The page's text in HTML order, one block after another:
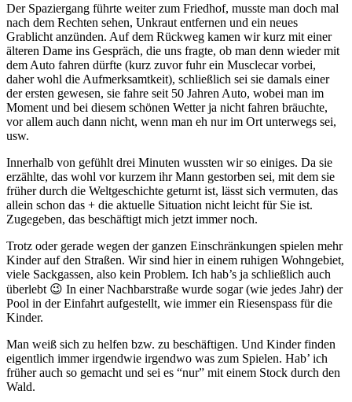
Der Spaziergang führte weiter zum Friedhof, musste man doch mal
nach dem Rechten sehen, Unkraut entfernen und ein neues
Grablicht anzünden. Auf dem Rückweg kamen wir kurz mit einer
älteren Dame ins Gespräch, die uns fragte, ob man denn wieder mit
dem Auto fahren dürfte (kurz zuvor fuhr ein Musclecar vorbei,
daher wohl die Aufmerksamtkeit), schließlich sei sie damals einer
der ersten gewesen, sie fahre seit 50 Jahren Auto, wobei man im
Moment und bei diesem schönen Wetter ja nicht fahren bräuchte,
vor allem auch dann nicht, wenn man eh nur im Ort unterwegs sei,
usw.
Innerhalb von gefühlt drei Minuten wussten wir so einiges. Da sie
erzählte, das wohl vor kurzem ihr Mann gestorben sei, mit dem sie
früher durch die Weltgeschichte geturnt ist, lässt sich vermuten, das
allein schon das + die aktuelle Situation nicht leicht für Sie ist.
Zugegeben, das beschäftigt mich jetzt immer noch.
Trotz oder gerade wegen der ganzen Einschränkungen spielen mehr
Kinder auf den Straßen. Wir sind hier in einem ruhigen Wohngebiet,
viele Sackgassen, also kein Problem. Ich hab’s ja schließlich auch
überlebt 😉 In einer Nachbarstraße wurde sogar (wie jedes Jahr) der
Pool in der Einfahrt aufgestellt, wie immer ein Riesenspass für die
Kinder.
Man weiß sich zu helfen bzw. zu beschäftigen. Und Kinder finden
eigentlich immer irgendwie irgendwo was zum Spielen. Hab’ ich
früher auch so gemacht und sei es “nur” mit einem Stock durch den
Wald.